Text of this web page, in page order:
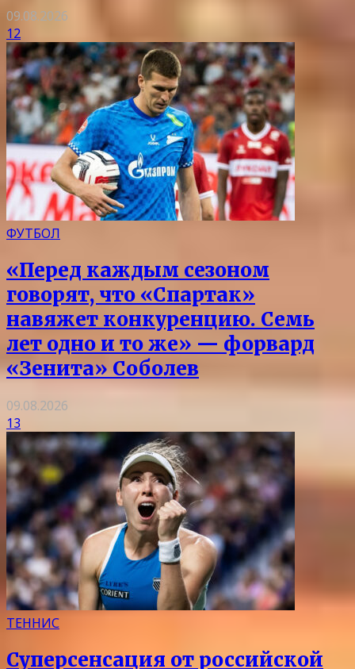
09.08.2026
12
ФУТБОЛ
«Перед каждым сезоном
говорят, что «Спартак»
навяжет конкуренцию. Семь
лет одно и то же» — форвард
«Зенита» Соболев
09.08.2026
13
ТЕННИС
Суперсенсация от российской